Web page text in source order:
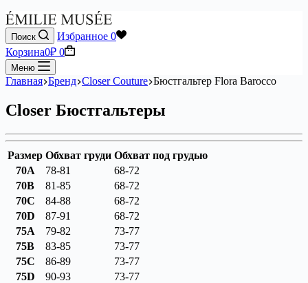
Поиск Избранное 0
Корзина0₽ 0
Меню
Главная Бренд Closer Couture Бюстгальтер Flora Barocco
Closer Бюстгальтеры
Размер Обхват груди Обхват под грудью
70A
78-81
68-72
70B
81-85
68-72
70C
84-88
68-72
70D
87-91
68-72
75A
79-82
73-77
75B
83-85
73-77
75C
86-89
73-77
75D
90-93
73-77